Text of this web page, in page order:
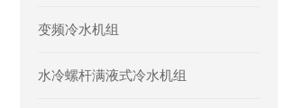
变频冷水机组
水冷螺杆满液式冷水机组